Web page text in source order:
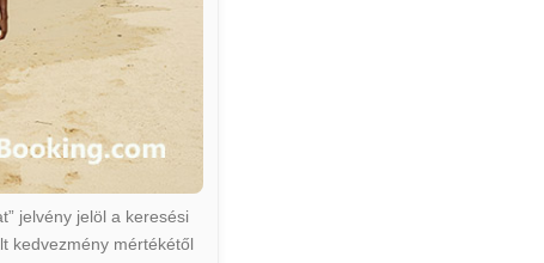
jelvény jelöl a keresési
kedvezmény mértékétől